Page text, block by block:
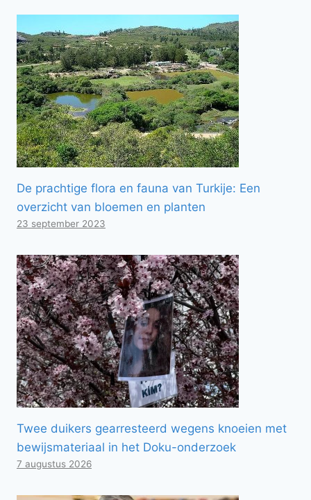
De prachtige flora en fauna van Turkije: Een
overzicht van bloemen en planten
23 september 2023
Twee duikers gearresteerd wegens knoeien met
bewijsmateriaal in het Doku-onderzoek
7 augustus 2026